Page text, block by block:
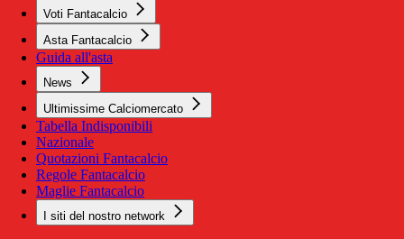
Voti Fantacalcio
Asta Fantacalcio
Guida all'asta
News
Ultimissime Calciomercato
Tabella Indisponibili
Nazionale
Quotazioni Fantacalcio
Regole Fantacalcio
Maglie Fantacalcio
I siti del nostro network